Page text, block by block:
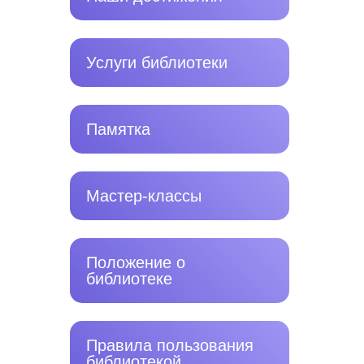
Услуги библиотеки
Памятка
Мастер-классы
Положение о
библиотеке
Правила пользования